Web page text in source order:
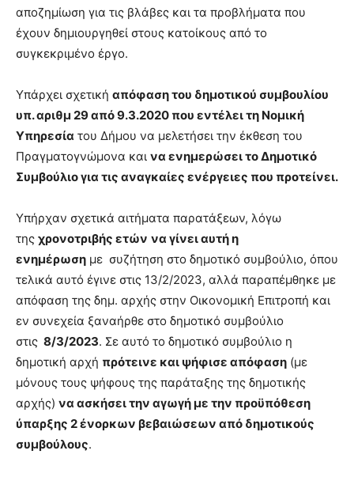
αποζημίωση για τις βλάβες και τα προβλήματα που
έχουν δημιουργηθεί στους κατοίκους από το
συγκεκριμένο έργο.
Υπάρχει σχετική απόφαση του δημοτικού συμβουλίου
υπ. αριθμ 29 από 9.3.2020 που εντέλει τη Νομική
Υπηρεσία του Δήμου να μελετήσει την έκθεση του
Πραγματογνώμονα και να ενημερώσει το Δημοτικό
Συμβούλιο για τις αναγκαίες ενέργειες που προτείνει.
Υπήρχαν σχετικά αιτήματα παρατάξεων, λόγω
της χρονοτριβής ετών να γίνει αυτή η
ενημέρωση με συζήτηση στο δημοτικό συμβούλιο, όπου
τελικά αυτό έγινε στις 13/2/2023, αλλά παραπέμθηκε με
απόφαση της δημ. αρχής στην Οικονομική Επιτροπή και
εν συνεχεία ξαναήρθε στο δημοτικό συμβούλιο
στις 8/3/2023. Σε αυτό το δημοτικό συμβούλιο η
δημοτική αρχή πρότεινε και ψήφισε απόφαση (με
μόνους τους ψήφους της παράταξης της δημοτικής
αρχής) να ασκήσει την αγωγή με την προϋπόθεση
ύπαρξης 2 ένορκων βεβαιώσεων από δημοτικούς
συμβούλους.